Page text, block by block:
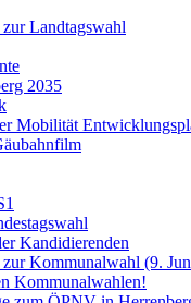
Landtagswahl
2035
Mobilität
Kandidierenden
Kommunalwahl (9.
Kommunalwahlen!